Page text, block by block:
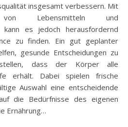
insgesamt verbessern. Mit
Lebensmitteln und
kann es jedoch herausfordernd
zu finden. Ein gut geplanter
gesunde Entscheidungen zu
dass der Körper alle
erhält. Dabei spielen frische
Auswahl eine entscheidende
die Bedürfnisse des eigenen
Ernährung…